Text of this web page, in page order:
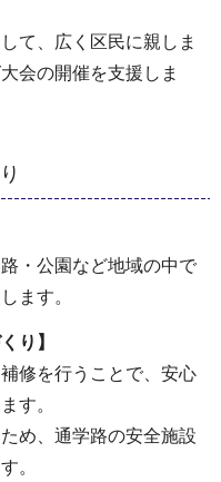
て、広く区⺠に親しま
会の開催を⽀援しま
・公園など地域の中で
ます。
り】
修を行うことで、安心
す。
め、通学路の安全施設
。